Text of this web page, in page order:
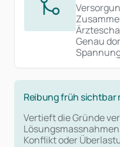
Genau
Reibung früh sichtbar
Vertieft die Gründe
Konflikt oder